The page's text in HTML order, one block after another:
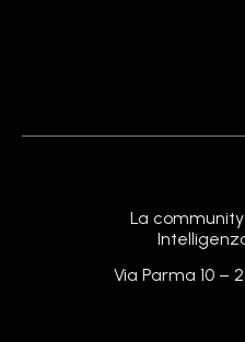
La community
Via Parma 10 –